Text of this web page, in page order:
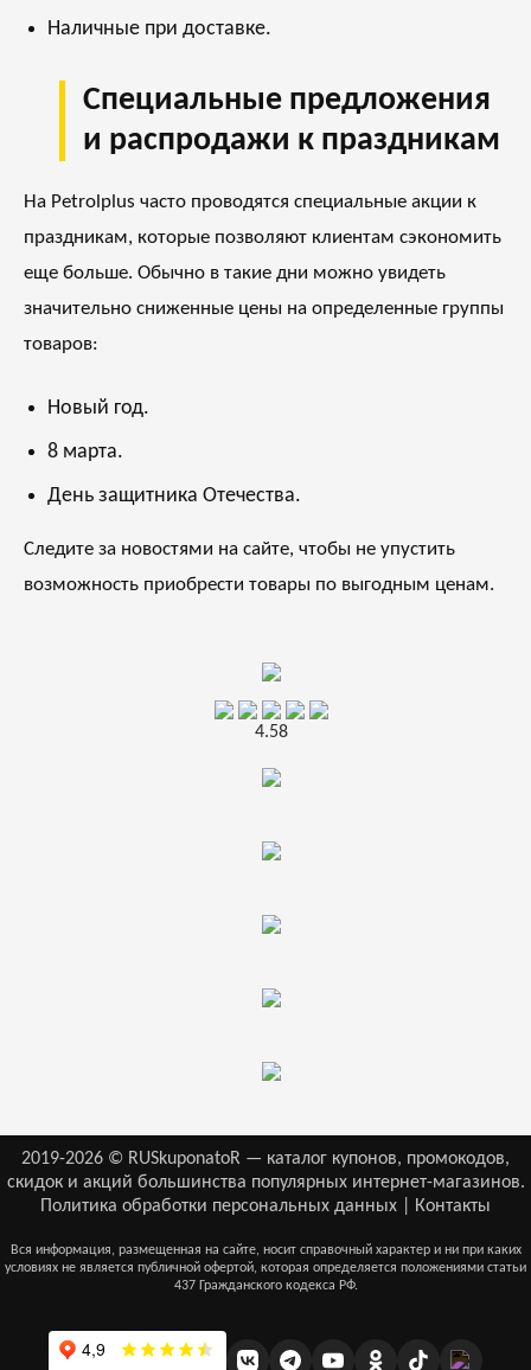
Наличные при доставке.
Специальные предложения
и распродажи к праздникам
На Petrolplus часто проводятся специальные акции к
праздникам, которые позволяют клиентам сэкономить
еще больше. Обычно в такие дни можно увидеть
значительно сниженные цены на определенные группы
товаров:
Новый год.
8 марта.
День защитника Отечества.
Следите за новостями на сайте, чтобы не упустить
возможность приобрести товары по выгодным ценам.
4.58
2019-2026 © RUSkuponatoR — каталог купонов, промокодов,
скидок и акций большинства популярных интернет-магазинов.
Политика обработки персональных данных
Контакты
Вся информация, размещенная на сайте, носит справочный характер и ни при каких
условиях не является публичной офертой, которая определяется положениями статьи
437 Гражданского кодекса РФ.